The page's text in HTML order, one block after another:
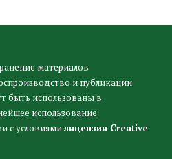
материалов
и публикации
быть использованы в
использование
с условиямилицензии Creative